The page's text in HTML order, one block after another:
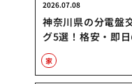
神奈川県の分電盤
グ5選！格安・即
2026.07.08
家